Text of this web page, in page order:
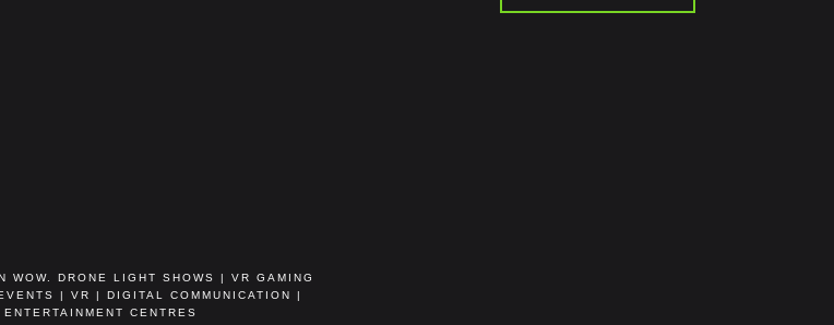
WOW. DRONE LIGHT SHOWS | VR GAMING
| VR | DIGITAL COMMUNICATION |
ENTERTAINMENT CENTRES